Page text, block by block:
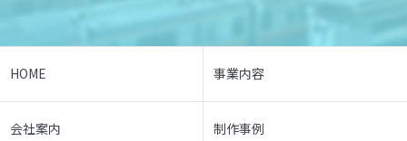
HOME 事業内容
会社案内 制作事例